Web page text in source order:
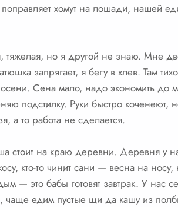
хомут на лошади, нашей
тяжелая, но я другой не знаю. Мне
запрягает, я бегу в хлев. Там
осени. Сена мало, надо экономить до
подстилку. Руки быстро
а то работа не сделается.
стоит на краю деревни. Деревня у
кто-то чинит сани — весна на
— это бабы готовят завтрак. У нас
чаще едим пустые щи да кашу из